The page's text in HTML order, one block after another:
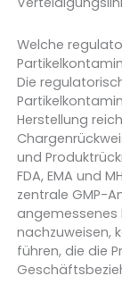
Welche
Die
Herstellung
und
FDA, EMA und
zentrale GMP-
nachzuweisen,
führen, die die